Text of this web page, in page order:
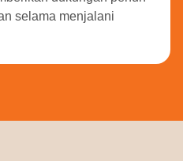
selama menjalani